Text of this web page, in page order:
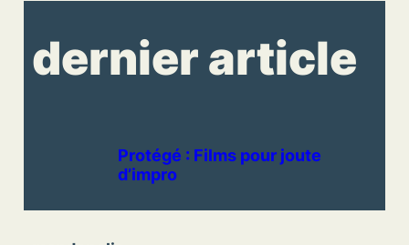
dernier article
Protégé : Films pour joute
d’impro